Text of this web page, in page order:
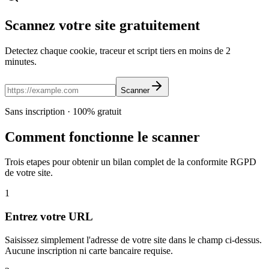
Scannez votre site gratuitement
Detectez chaque cookie, traceur et script tiers en moins de 2
minutes.
Scanner
Sans inscription · 100% gratuit
Comment fonctionne le scanner
Trois etapes pour obtenir un bilan complet de la conformite RGPD
de votre site.
1
Entrez votre URL
Saisissez simplement l'adresse de votre site dans le champ ci-dessus.
Aucune inscription ni carte bancaire requise.